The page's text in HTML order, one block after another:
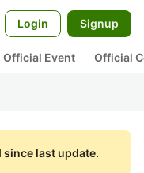
Login Signup
Official Event Official
since last update.